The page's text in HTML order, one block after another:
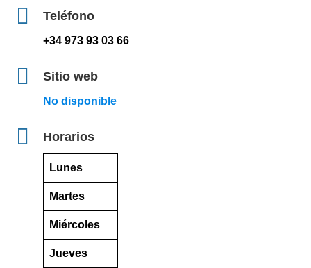
Teléfono
+34 973 93 03 66
Sitio web
No disponible
Horarios
Lunes
Martes
Miércoles
Jueves